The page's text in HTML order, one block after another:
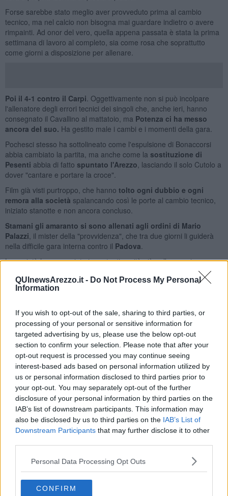
QUInewsArezzo.it - Do Not Process My Personal
Information
If you wish to opt-out of the sale, sharing to third parties, or
processing of your personal or sensitive information for
targeted advertising by us, please use the below opt-out
section to confirm your selection. Please note that after your
opt-out request is processed you may continue seeing
interest-based ads based on personal information utilized by
us or personal information disclosed to third parties prior to
your opt-out. You may separately opt-out of the further
disclosure of your personal information by third parties on the
IAB’s list of downstream participants. This information may
also be disclosed by us to third parties on the IAB’s List of
Downstream Participants that may further disclose it to other
Personal Data Processing Opt Outs
CONFIRM
Forse sarebbe stato meglio aver provveduto prima al cambio
tecnico, ma nel calcio non bisogna mai guardare indietro o avere
rimpainti. Ad onor del vero, quella appena passata è stata la prima
settimana di lavoro al completo, sia come rosa che soprattutto
come giorni a disposizione per allenare.
Poi il 4-1 contro il Carpi . Oggettivamente non si può incolpare
l'allenatore degli errori tecnici dei singoli che, anche ieri, hanno
consegnato il Cavallino al mattatoio, ma Potenza ci ha messo
ancora del suo. Ha gestito male i cambi e i momenti della gara.
Pochesci stesso ha sottolineato come l'espulsione di Bonaccorsi
abbia cambiato la partita, ma anche come la sostituzione di
Pesenti abbia di fatto spuntato l'Arezzo , lasciando il solo Cutolo a
dover "cantare e portare la croce".
Film già visti purtroppo, che hanno tolto ogni dubbio e ogni
remora alla società spalancando così le porte al cambio tecnico,
iniziato stanotte e non ancora concluso.
Stamani gli amaranto si sono allenati agli ordini di Mario
Palazzi , il mister della "provvidenza", che tra due giorni li guiderà
nella difficile gara interna contro il Padova
La società ha annunciato importanti novità già nelle prossime ore e
Se i risultati non ci sono stati fino ad ora, i tifosi hanno almeno
società con le idee chiareche, pur di fare bene, è pronta a
prenderedecisioni forti e pesanti. Le ultime ore lo hanno
ampiamente dimostrato.
Un occhio attento avrebbe potuto notare, già nelle scorse
settimane, tanti piccoli cambiamenti, accreditandoli ad un modo di
gestire ogni sfaccettatura della vita societaria a cui la Arezzo
sportiva non era abituata.
Ora è arrivatol'esonero di mister Potenza, che come detto
avrebbe anche potuto arrivare prima. Ma sarebbe stato cacciato un
allenatore che non aveva mai effettivamente avuto modo e tempo
di lavorare per una intera settimana con la rosa al completo. Ma
mister aveva anche costruito questa squadra pezzo dopo pezzo.
netto e totale cambio di rottadi questa notte indica quindi in
modo inequivocabile che